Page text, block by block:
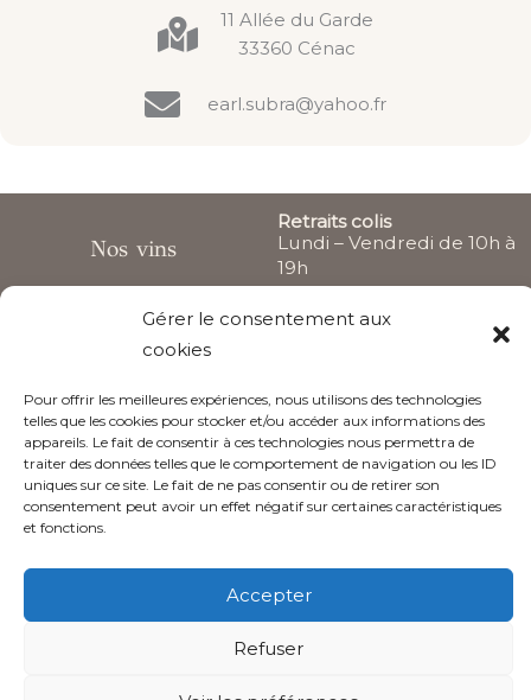
Gérer le consentement aux
cookies
Pour offrir les meilleures expériences, nous utilisons des technologies
telles que les cookies pour stocker et/ou accéder aux informations des
appareils. Le fait de consentir à ces technologies nous permettra de
traiter des données telles que le comportement de navigation ou les ID
uniques sur ce site. Le fait de ne pas consentir ou de retirer son
consentement peut avoir un effet négatif sur certaines caractéristiques
et fonctions.
Accepter
Refuser
11 Allée du Garde
33360 Cénac
earl.subra@yahoo.fr
Nos vins
Actualités
Retraits colis
Lundi – Vendredi de 10h à
19h
Samedi sur rendez-vous
rendez-vous
Suivez nous
F
a
e
I
n
t
a
r
a
L
i
k
e
n
Y
o
t
L’abus d’alcool est dangereux pour la santé, à consommer avec
modération